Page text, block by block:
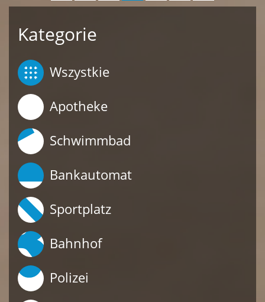
Kategorie
Wszystkie
Apotheke
Schwimmbad
Bankautomat
Sportplatz
Bahnhof
Polizei